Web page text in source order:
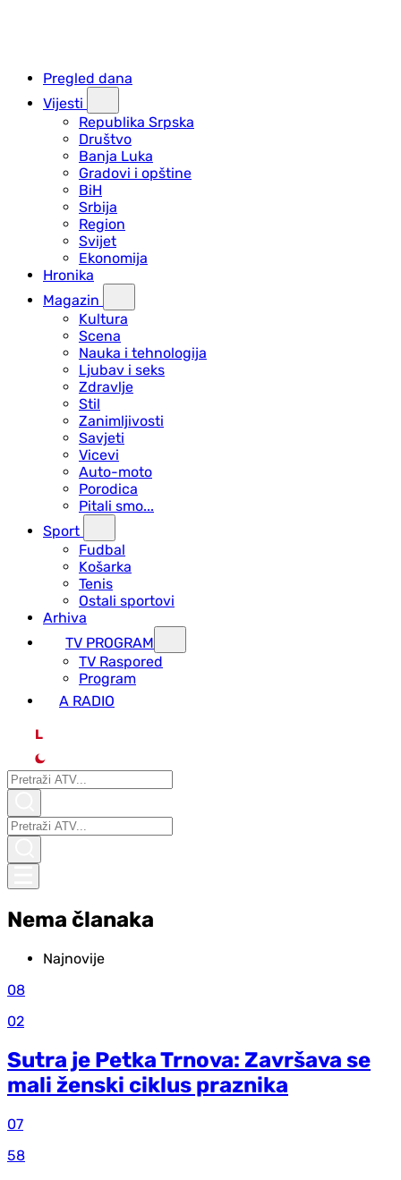
Pregled dana
Vijesti
Republika Srpska
Društvo
Banja Luka
Gradovi i opštine
BiH
Srbija
Region
Svijet
Ekonomija
Hronika
Magazin
Kultura
Scena
Nauka i tehnologija
Ljubav i seks
Zdravlje
Stil
Zanimljivosti
Savjeti
Vicevi
Auto-moto
Porodica
Pitali smo...
Sport
Fudbal
Košarka
Tenis
Ostali sportovi
Arhiva
TV PROGRAM
ТV Raspored
Program
A RADIO
L
Nema članaka
Najnovije
08
02
Sutra je Petka Trnova: Završava se
mali ženski ciklus praznika
07
58